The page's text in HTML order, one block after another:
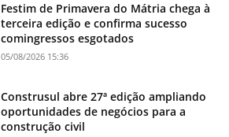
Festim de Primavera do Mátria chega à
terceira edição e confirma sucesso
comingressos esgotados
05/08/2026 15:36
Construsul abre 27ª edição ampliando
oportunidades de negócios para a
construção civil